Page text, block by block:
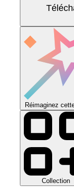
Réimaginez
Collection